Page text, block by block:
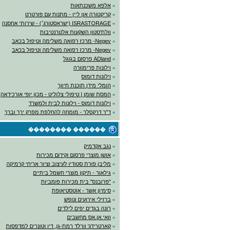
» אלפא משכנתאות
» קריקטורה און ליין - מתנות עם פורטרט
» ISRASTORAGE (ישראסטורג׳) - שירותי אחסנה
» וולת'סטון השקעות אלטרנטיבות
» Negev- מרכז רפואה משלימה וטיפול בכאב
» Negev- מרכז רפואה משלימה וטיפול בכאב
» ADland פרסום בגוגל
» וילונות פרימוורה
» וילונות דומוס
» הומלי מידן תוכנת תיווך
» המסת שומן | טיפולי צלוליט - מכון יופי אורכידאה
» וילונות דומוס - וילונות לבית ולמשרד
» ד"ר דרקסלר - מומחה להחלפת מפרק ירך וברך
������ ��������
» נגב אקדמיק
» אושן מוצרי פרסום וקידום מכירות
» מליבן פורת סטודיו לעיצוב וציור אריחי קרמיקה
» גילאור - תיקון מוצרי חשמל ביתיים
» "פרובנס" בית מכירות פומביות
» סימיון אשר - אוטסטיאופת
» ברזילי אירועים ונופש
» רונה בגדים יפים לילדים
» וואי.אן.אס מחשבים
» קארטרידג' וורלד רמת-גן, דיו וטונרים למדפסות